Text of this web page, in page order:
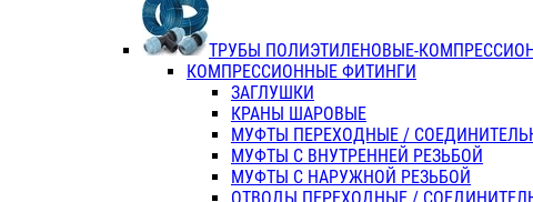
Отвертки
Хоз. инвентарь
ЭЛ. ИНСТРУМЕНТ OASIS
ТРУБЫ ПОЛИЭТИЛЕНОВЫЕ-
КОМПРЕССИОННЫЕ ФИТИНГИ
ЗАГЛУШКИ
КРАНЫ ШАРОВЫЕ
МУФТЫ ПЕРЕХОДНЫЕ /
МУФТЫ С ВНУТРЕННЕЙ РЕЗЬБОЙ
МУФТЫ С НАРУЖНОЙ РЕЗЬБОЙ